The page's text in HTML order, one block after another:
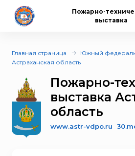
Пожарно-
выставка
Главная страница
Южный
Астраханская область
Пожарно-
выставка
область
www.astr-vdpo.ru